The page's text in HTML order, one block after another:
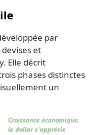
par
et
Elle décrit
phases distinctes
un